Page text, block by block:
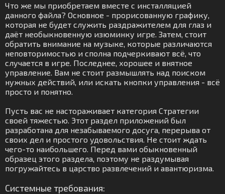
Что же мы приобретаем вместе с инсталляцией
данного файла? Основное - прорисованную графику,
которая не будет служить раздражителем для глаз и
даёт необыкновенную изюминку игре. Затем, стоит
обратить внимание на музыке, которые различаются
неповторимостью и сполна подчеркивают всё, что
случается в игре. Последнее, хорошее и внятное
управление. Вам не стоит размышлять над поиском
нужных действий, или искать кнопки управления - всё
просто и понятно.
Пусть вас не настораживает категория Стратегии
своей тяжестью. Этот раздел приложений был
разработана для незабываемого досуга, перерыва от
своих дел и простого удовольствия. Не стоит ждать
чего-то наибольшего. Перед вами обыкновенный
образец этого раздела, поэтому не раздумывая
погружайтесь в царство развлечений и авантюризма.
Системные требования: